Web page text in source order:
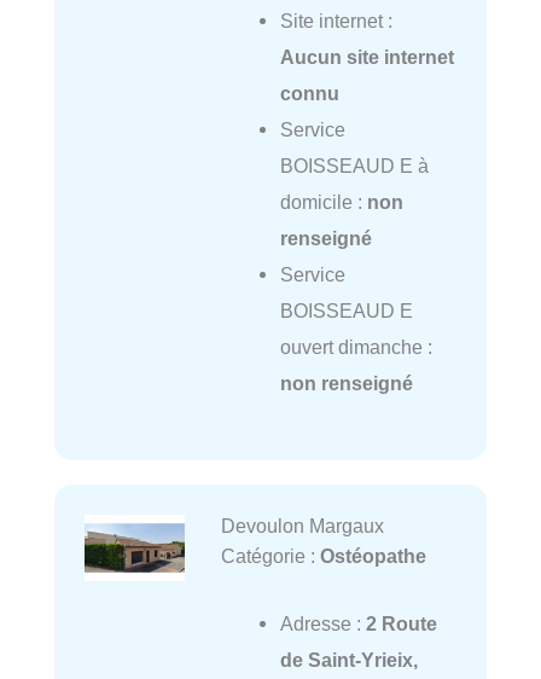
Site internet :
Aucun site internet
connu
Service
BOISSEAUD E à
domicile : non
renseigné
Service
BOISSEAUD E
ouvert dimanche :
non renseigné
Devoulon Margaux
Catégorie : Ostéopathe
Adresse : 2 Route
de Saint-Yrieix,